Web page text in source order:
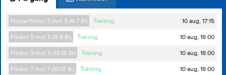
Pojkar/flickor 3 mot 3 (6-7 år) Träning 10 aug, 17:15
Flickor 5 mot 5 (8-9 år) Träning 10 aug, 18:00
Flickor 9 mot 9 (13-15 år) Träning 10 aug, 18:00
Flickor 7 mot 7 (10-12 år) Träning 10 aug, 18:00